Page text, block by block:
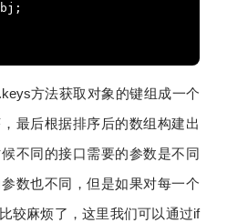
方法获取对象的键组成一个
最后根据排序后的数组构建出
不同的接口需要的参数是不同
数也不同，但是如果对每一个
较麻烦了，这里我们可以通过if